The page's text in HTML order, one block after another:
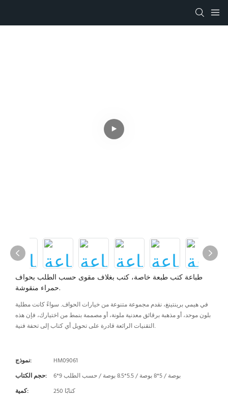
طباعة كتب طبعة خاصة، كتب بغلاف مقوى حسب الطلب بحواف
حمراء منقوشة.
في هيمي برينتينغ، نقدم مجموعة متنوعة من خيارات الحواف. سواءً كانت مطلية
بلون موحد، أو مذهبة برقائق معدنية ملونة، أو مصممة بنمط من اختيارك، فإن هذه
التقنيات الرائعة قادرة على تحويل أي كتاب إلى تحفة فنية.
نموذج:
HM09061
حجم الكتاب:
6*9 بوصة / 5*8 بوصة / 5.5*8.5 بوصة / حسب الطلب
كمية:
250 كتابًا